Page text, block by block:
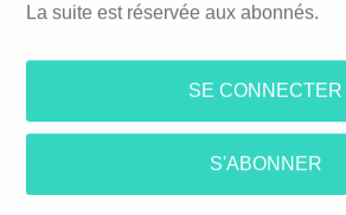
La suite est réservée aux abonnés.
SE CONNECTER
S'ABONNER